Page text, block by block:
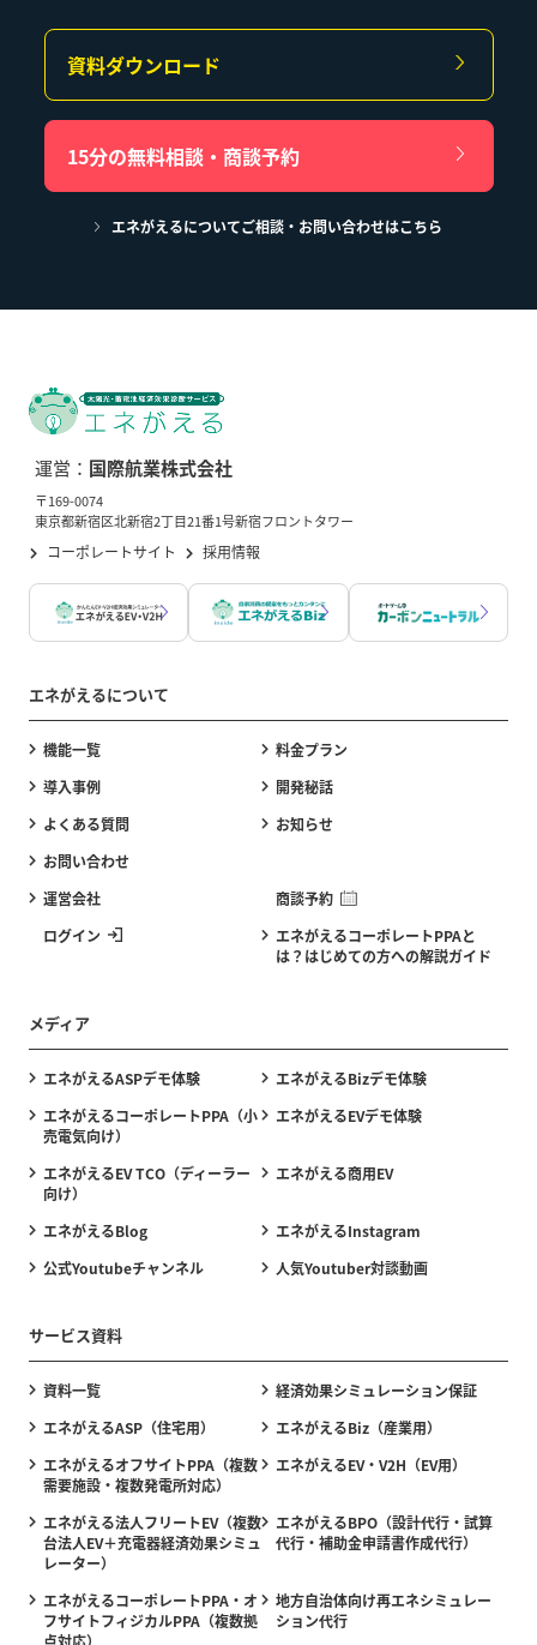
資料ダウンロード
15分の無料相談・商談予約
エネがえるについてご相談・お問い合わせはこちら
運営： 国際航業株式会社
〒169-0074
東京都新宿区北新宿2丁目21番1号新宿フロントタワー
コーポレートサイト 採用情報
エネがえるについて
機能一覧
料金プラン
導入事例
開発秘話
よくある質問
お知らせ
お問い合わせ
運営会社
商談予約
ログイン
エネがえるコーポレートPPAと
は？はじめての方への解説ガイド
メディア
エネがえるASPデモ体験
エネがえるBizデモ体験
エネがえるコーポレートPPA（小
売電気向け）
エネがえるEVデモ体験
エネがえるEV TCO（ディーラー
向け）
エネがえる商用EV
エネがえるBlog
エネがえるInstagram
公式Youtubeチャンネル
人気Youtuber対談動画
サービス資料
資料一覧
経済効果シミュレーション保証
エネがえるASP（住宅用）
エネがえるBiz（産業用）
エネがえるオフサイトPPA（複数
需要施設・複数発電所対応）
エネがえるEV・V2H（EV用）
エネがえる法人フリートEV（複数
台法人EV＋充電器経済効果シミュ
レーター）
エネがえるBPO（設計代行・試算
代行・補助金申請書作成代行）
エネがえるコーポレートPPA・オ
フサイトフィジカルPPA（複数拠
点対応）
地方自治体向け再エネシミュレー
ション代行